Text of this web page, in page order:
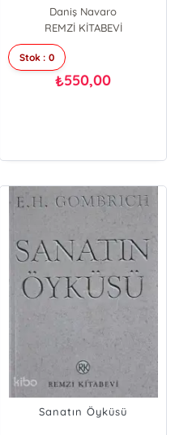
Çöküşü
Daniş Navaro
REMZİ KİTABEVİ
Stok : 0
₺550,00
Sanatın Öyküsü